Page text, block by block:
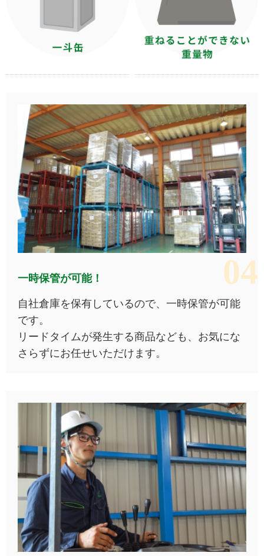
一時保管が可能！
自社倉庫を保有しているので、一時保管が可能
です。
リードタイムが発生する商品なども、お気にな
さらずにお任せいただけます。​